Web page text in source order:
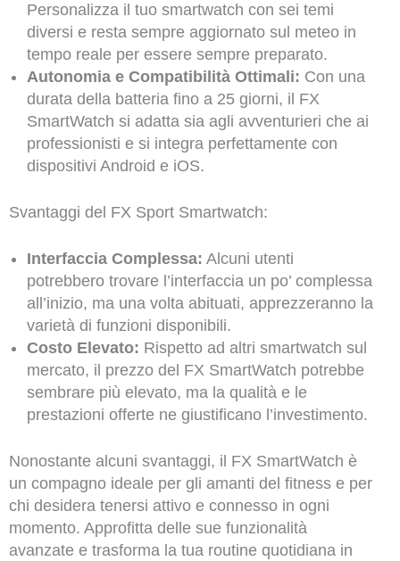
Personalizza il tuo smartwatch con sei temi
diversi e resta sempre aggiornato sul meteo in
tempo reale per essere sempre preparato.
Autonomia e Compatibilità Ottimali: Con una
durata della batteria fino a 25 giorni, il FX
SmartWatch si adatta sia agli avventurieri che ai
professionisti e si integra perfettamente con
dispositivi Android e iOS.
Svantaggi del FX Sport Smartwatch:
Interfaccia Complessa: Alcuni utenti
potrebbero trovare l’interfaccia un po’ complessa
all’inizio, ma una volta abituati, apprezzeranno la
varietà di funzioni disponibili.
Costo Elevato: Rispetto ad altri smartwatch sul
mercato, il prezzo del FX SmartWatch potrebbe
sembrare più elevato, ma la qualità e le
prestazioni offerte ne giustificano l’investimento.
Nonostante alcuni svantaggi, il FX SmartWatch è
un compagno ideale per gli amanti del fitness e per
chi desidera tenersi attivo e connesso in ogni
momento. Approfitta delle sue funzionalità
avanzate e trasforma la tua routine quotidiana in